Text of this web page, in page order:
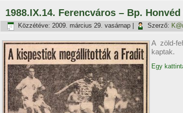
1988.IX.14. Ferencváros – Bp. Honvéd
Közzétéve: 2009. március 29. vasárnap Szerző:
A zöld-
kaptak.
Egy